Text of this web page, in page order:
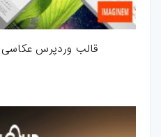
قالب وردپرس عکاسی Kreativa نسخه 2.2